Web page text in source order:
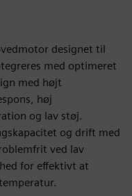
designet til
med optimeret
med højt
høj
og lav støj.
og drift med
ved lav
for effektivt at